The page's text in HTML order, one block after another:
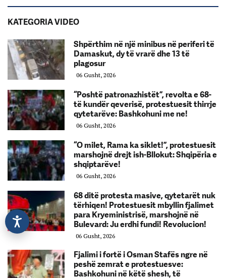
KATEGORIA VIDEO
Shpërthim në një minibus në periferi të
Damaskut, dy të vrarë dhe 13 të
plagosur
06 Gusht, 2026
“Poshtë patronazhistët”, revolta e 68-
të kundër qeverisë, protestuesit thirrje
qytetarëve: Bashkohuni me ne!
06 Gusht, 2026
“O milet, Rama ka siklet!”, protestuesit
marshojnë drejt ish-Bllokut: Shqipëria e
shqiptarëve!
06 Gusht, 2026
68 ditë protesta masive, qytetarët nuk
tërhiqen! Protestuesit mbyllin fjalimet
para Kryeministrisë, marshojnë në
Bulevard: Ju erdhi fundi! Revolucion!
06 Gusht, 2026
Fjalimi i fortë i Osman Stafës ngre në
peshë zemrat e protestuesve:
Bashkohuni në këtë shesh, të